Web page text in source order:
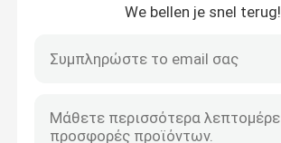
Ζητήστε ένα απόσπασμα
Πύλη άγκυρας από νάιλον
We bellen je snel terug!